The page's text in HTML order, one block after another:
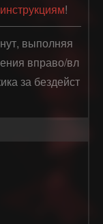
инструкциям!
выполняя
вправо/вл
за бездейст